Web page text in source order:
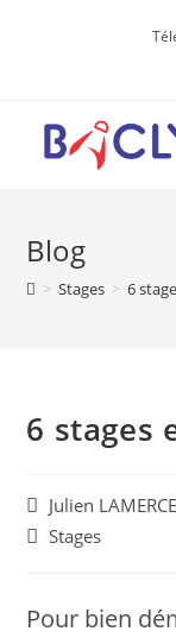
Blog
> Stages > 6
6 stages
Post
author:
Julien
PostStages
Pour bien